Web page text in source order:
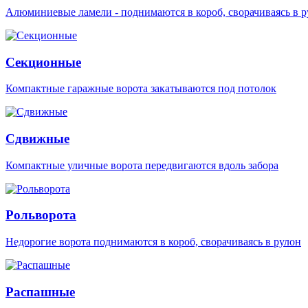
Алюминиевые ламели - поднимаются в короб, сворачиваясь в
Секционные
Компактные гаражные ворота закатываются под потолок
Сдвижные
Компактные уличные ворота передвигаются вдоль забора
Рольворота
Недорогие ворота поднимаются в короб, сворачиваясь в рулон
Распашные